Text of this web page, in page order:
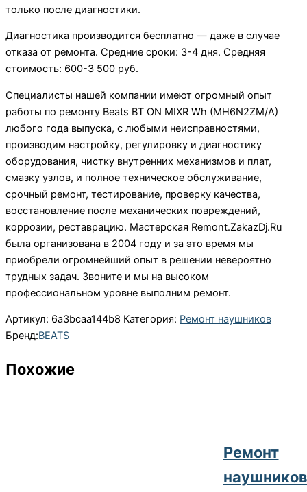
только после диагностики.
Диагностика производится бесплатно — даже в случае
отказа от ремонта. Средние сроки: 3-4 дня. Средняя
стоимость: 600-3 500 руб.
Специалисты нашей компании имеют огромный опыт
работы по ремонту Beats BT ON MIXR Wh (MH6N2ZM/A)
любого года выпуска, с любыми неисправностями,
производим настройку, регулировку и диагностику
оборудования, чистку внутренних механизмов и плат,
смазку узлов, и полное техническое обслуживание,
срочный ремонт, тестирование, проверку качества,
восстановление после механических повреждений,
коррозии, реставрацию. Мастерская Remont.ZakazDj.Ru
была организована в 2004 году и за это время мы
приобрели огромнейший опыт в решении невероятно
трудных задач. Звоните и мы на высоком
профессиональном уровне выполним ремонт.
Артикул: 6a3bcaa144b8 Категория: Ремонт наушников
Бренд:BEATS
Похожие
Ремонт
наушников